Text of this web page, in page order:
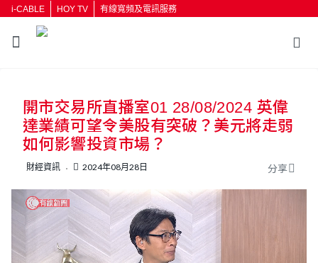
i-CABLE HOY TV 有線寬頻及電訊服務
按輸入鍵開始搜尋
開市交易所直播室01 28/08/2024 英偉
達業績可望令美股有突破？美元將走弱
如何影響投資市場？
財經資訊 2024年08月28日 分享